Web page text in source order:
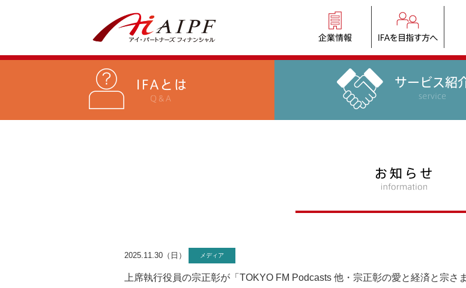
2025.11.30（日） メディア
上席執行役員の宗正彰が「TOKYO FM Podcasts 他・宗正彰の愛と経済と宗さ